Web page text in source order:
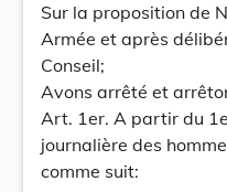
Sur la proposition de
Armée et après
Conseil;
Avons arrêté et
Art. 1er. A partir du
journalière des
comme suit: